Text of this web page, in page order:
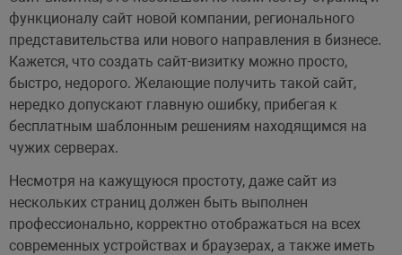
функционалу сайт новой компании, регионального
представительства или нового направления в бизнесе.
Кажется, что создать сайт-визитку можно просто,
быстро, недорого. Желающие получить такой сайт,
нередко допускают главную ошибку, прибегая к
бесплатным шаблонным решениям находящимся на
чужих серверах.
Несмотря на кажущуюся простоту, даже сайт из
нескольких страниц должен быть выполнен
профессионально, корректно отображаться на всех
современных устройствах и браузерах, а также иметь